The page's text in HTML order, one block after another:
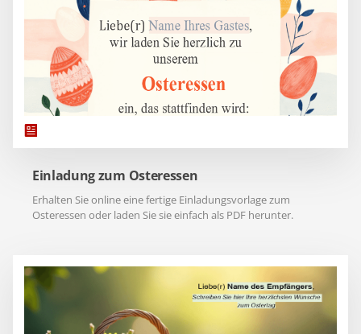
Einladung zum Osteressen
Erhalten Sie online eine fertige Einladungsvorlage zum
Osteressen oder laden Sie sie einfach als PDF herunter.